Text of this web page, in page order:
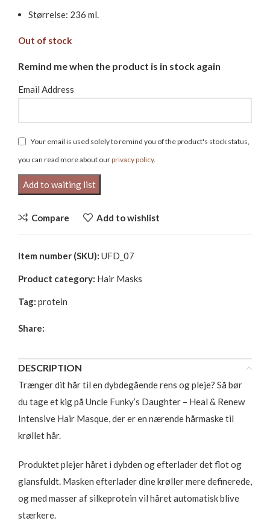
Størrelse: 236 ml.
Out of stock
Remind me when the product is in stock again
Email Address
Your email is used solely to remind you of the product's stock status,
you can read more about ourprivacy policy.
Compare Add to wishlist
Item number (SKU): UFD_07
Product category: Hair Masks
Tag: protein
Share:
DESCRIPTION
Trænger dit hår til en dybdegående rens og pleje? Så bør
du tage et kig på Uncle Funky’s Daughter – Heal & Renew
Intensive Hair Masque, der er en nærende hårmaske til
krøllet hår.
Produktet plejer håret i dybden og efterlader det flot og
glansfuldt. Masken efterlader dine krøller mere definerede,
og med masser af silkeprotein vil håret automatisk blive
stærkere.